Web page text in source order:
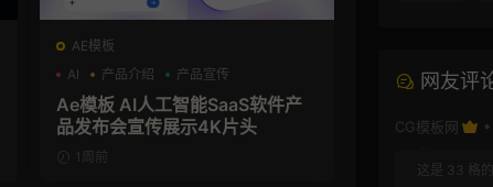
AE模板
AI
产品介绍 产品宣传
Ae模板 AI人工智能SaaS软件产
品发布会宣传展示4K片头
1周前
网友评
CG模板网
这是 33 格